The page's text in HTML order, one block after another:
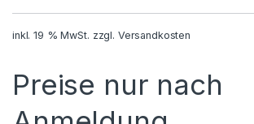
inkl. 19 % MwSt. zzgl. Versandkosten
Preise nur nach